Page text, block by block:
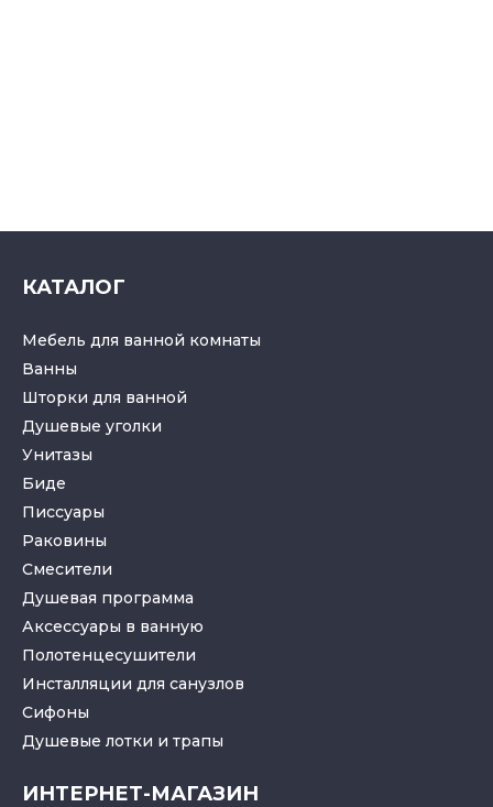
КАТАЛОГ
Мебель для ванной комнаты
Ванны
Шторки для ванной
Душевые уголки
Унитазы
Биде
Писсуары
Раковины
Смесители
Душевая программа
Аксессуары в ванную
Полотенцесушители
Инсталляции для санузлов
Cифоны
Душевые лотки и трапы
ИНТЕРНЕТ-МАГАЗИН